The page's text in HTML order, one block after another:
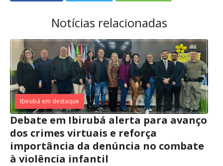
Notícias relacionadas
Ibirubá em destaque
Debate em Ibirubá alerta para avanço
dos crimes virtuais e reforça
importância da denúncia no combate
à violência infantil